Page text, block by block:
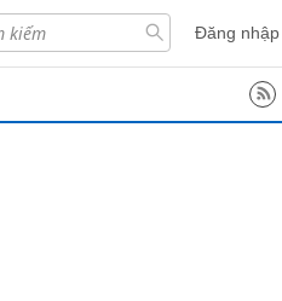
Đăng nhập